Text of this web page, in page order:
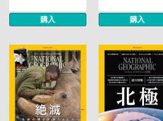
購入 購入